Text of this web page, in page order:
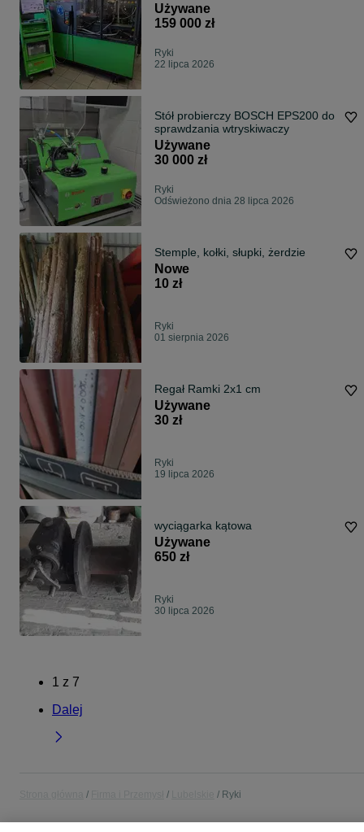
Używane
159 000 zł
Ryki
22 lipca 2026
Stół probierczy BOSCH EPS200 do
sprawdzania wtryskiwaczy
Używane
30 000 zł
Ryki
Odświeżono dnia 28 lipca 2026
Stemple, kołki, słupki, żerdzie
Nowe
10 zł
Ryki
01 sierpnia 2026
Regał Ramki 2x1 cm
Używane
30 zł
Ryki
19 lipca 2026
wyciągarka kątowa
Używane
650 zł
Ryki
30 lipca 2026
1 z 7
Dalej
Ryki